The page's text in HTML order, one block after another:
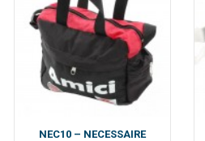
NEC10 – NECESSAIRE